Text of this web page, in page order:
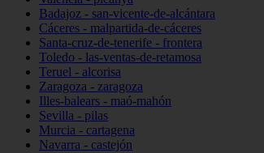
Badajoz - san-vicente-de-alcántara
Cáceres - malpartida-de-cáceres
Santa-cruz-de-tenerife - frontera
Toledo - las-ventas-de-retamosa
Teruel - alcorisa
Zaragoza - zaragoza
Illes-balears - maó-mahón
Sevilla - pilas
Murcia - cartagena
Navarra - castejón